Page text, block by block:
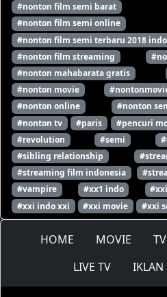
#nonton film semi barat
#nonton film semi online
#nonton film semi terbaru 2018
#nonton film streaming
#nonton mahabarata gratis
#nonton movie
#nonton online
#nonton
#nonton tv
#paris #pencuri
#revolution
#semi
#sibling relationship
#streaming film indonesia
#vampire
#xx1 indo
#xxi indo xxi
#xxi movie #xxi
HOME MOVIE
LIVE TV
IKLAN